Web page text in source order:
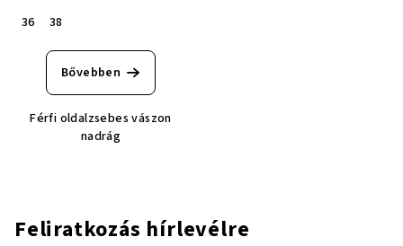
36 38
Bővebben
Férfi oldalzsebes vászon
nadrág
Feliratkozás hírlevélre